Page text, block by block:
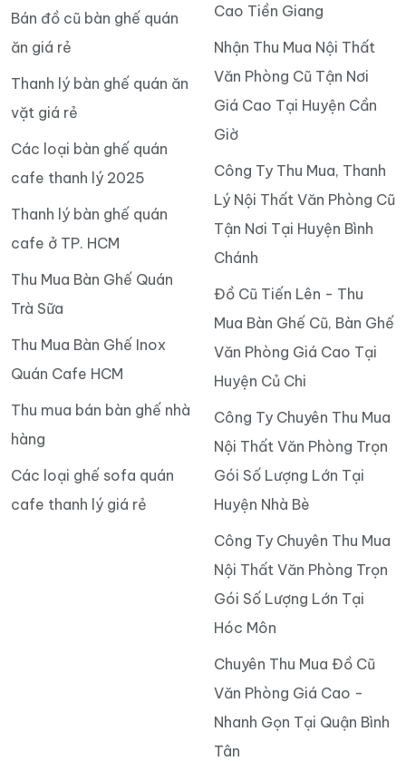
Bán đồ cũ bàn ghế quán
ăn giá rẻ
Thanh lý bàn ghế quán ăn
vặt giá rẻ
Các loại bàn ghế quán
cafe thanh lý 2025
Thanh lý bàn ghế quán
cafe ở TP. HCM
Thu Mua Bàn Ghế Quán
Trà Sữa
Thu Mua Bàn Ghế Inox
Quán Cafe HCM
Thu mua bán bàn ghế nhà
hàng
Các loại ghế sofa quán
cafe thanh lý giá rẻ
Cao Tiền Giang
Nhận Thu Mua Nội Thất
Văn Phòng Cũ Tận Nơi
Giá Cao Tại Huyện Cần
Giờ
Công Ty Thu Mua, Thanh
Lý Nội Thất Văn Phòng Cũ
Tận Nơi Tại Huyện Bình
Chánh
Đồ Cũ Tiến Lên - Thu
Mua Bàn Ghế Cũ, Bàn Ghế
Văn Phòng Giá Cao Tại
Huyện Củ Chi
Công Ty Chuyên Thu Mua
Nội Thất Văn Phòng Trọn
Gói Số Lượng Lớn Tại
Huyện Nhà Bè
Công Ty Chuyên Thu Mua
Nội Thất Văn Phòng Trọn
Gói Số Lượng Lớn Tại
Hóc Môn
Chuyên Thu Mua Đồ Cũ
Văn Phòng Giá Cao -
Nhanh Gọn Tại Quận Bình
Tân